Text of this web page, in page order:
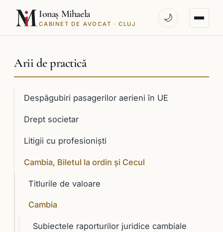
Ionaș Mihaela
CABINET DE AVOCAT · CLUJ
🌙
Arii de practică
Despăgubiri pasagerilor aerieni în UE
Drept societar
Litigii cu profesioniști
Cambia, Biletul la ordin și Cecul
Titlurile de valoare
Cambia
Subiectele raporturilor juridice cambiale